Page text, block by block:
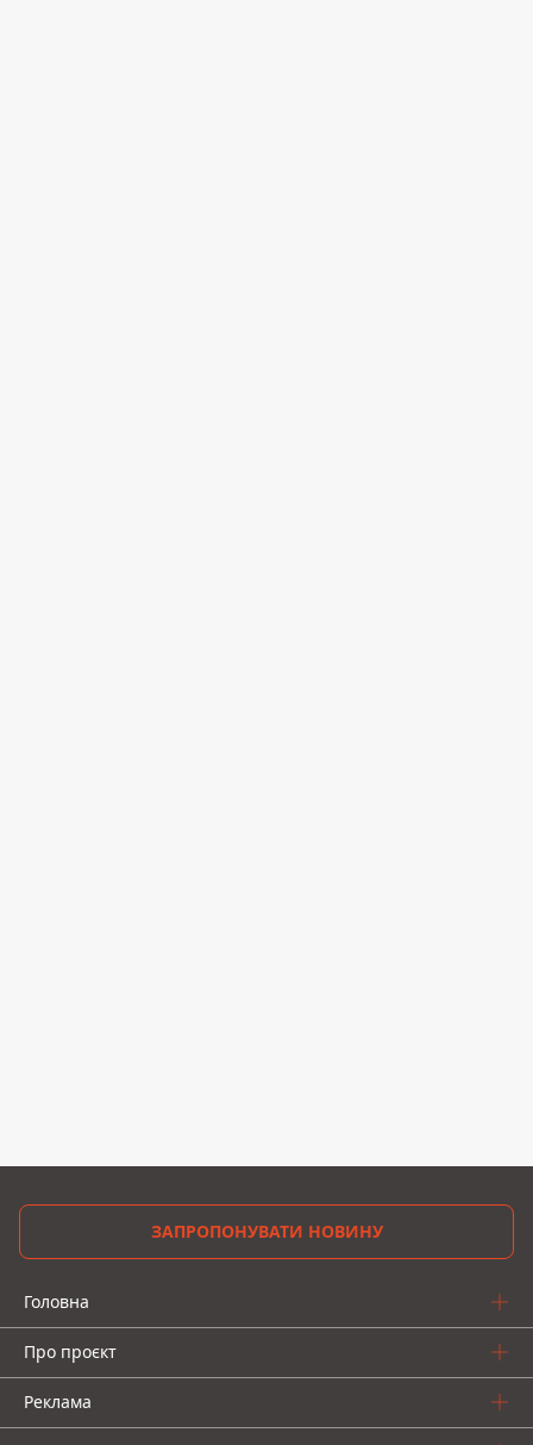
ЗАПРОПОНУВАТИ НОВИНУ
Головна
Про проєкт
Реклама